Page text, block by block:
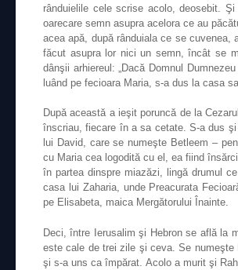
rânduielile cele scrise acolo, deosebit.
oarecare semn asupra acelora ce au
acea apă, după rânduiala ce se
făcut asupra lor nici un semn, încât se
dânşii arhiereul: „Dacă Domnul
luând pe fecioara Maria, s-a dus la casa
După această a ieşit poruncă de la
înscriau, fiecare în a sa cetate. S-a dus
lui David, care se numeşte Betleem –
cu Maria cea logodită cu el, ea fiind
în partea dinspre miazăzi, lingă drumul
casa lui Zaharia, unde Preacurata
pe Elisabeta, maica Mergătorului Înainte.
Deci, între Ierusalim şi Hebron se află la
este cale de trei zile şi ceva. Se
şi s-a uns ca împărat. Acolo a murit şi